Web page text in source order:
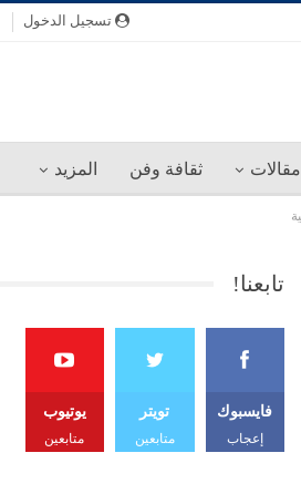
تسجيل الدخول
مقالات ثقافة وفن المزيد
تابعنا!
فايسبوك
إعجاب
تويتر
متابعين
يوتيوب
متابعين